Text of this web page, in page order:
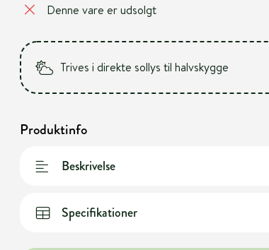
Denne vare er udsolgt
Trives i direkte sollys til halvskygge
Produktinfo
Beskrivelse
Specifikationer